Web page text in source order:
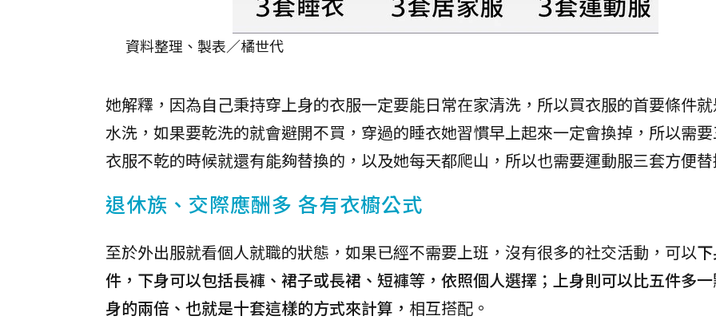
資料整理、製表／橘世代
她解釋，因為自己秉持穿上身的衣服一定要能日常在家清洗，所以買衣服的首要條件
水洗，如果要乾洗的就會避開不買，穿過的睡衣她習慣早上起來一定會換掉，所以需
衣服不乾的時候就還有能夠替換的，以及她每天都爬山，所以也需要運動服三套方便
退休族、交際應酬多 各有衣櫥公式
至於外出服就看個人就職的狀態，如果已經不需要上班，沒有很多的社交活動，可以
件，下身可以包括長褲、裙子或長裙、短褲等，依照個人選擇；上身則可以比五件多
身的兩倍、也就是十套這樣的方式來計算， 相互搭配。